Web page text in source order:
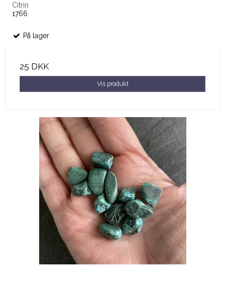
Citrin
1766
På lager
25 DKK
Vis produkt